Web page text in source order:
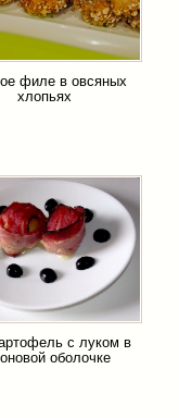
филе в овсяных
хлопьях
с луком в
оболочке